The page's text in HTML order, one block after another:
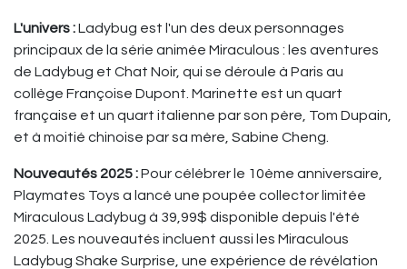
L'univers :Ladybug est l'un des deux personnages
principaux de la série animée Miraculous : les aventures
de Ladybug et Chat Noir, qui se déroule à Paris au
collège Françoise Dupont. Marinette est un quart
française et un quart italienne par son père, Tom Dupain,
et à moitié chinoise par sa mère, Sabine Cheng.
Nouveautés 2025 :Pour célébrer le 10ème anniversaire,
Playmates Toys a lancé une poupée collector limitée
Miraculous Ladybug à 39,99$ disponible depuis l'été
2025. Les nouveautés incluent aussi les Miraculous
Ladybug Shake Surprise, une expérience de révélation